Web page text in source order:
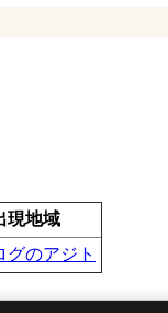
現地域
グのアジト